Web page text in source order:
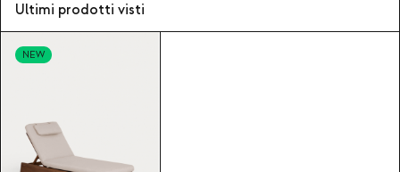
Ultimi prodotti visti
NEW